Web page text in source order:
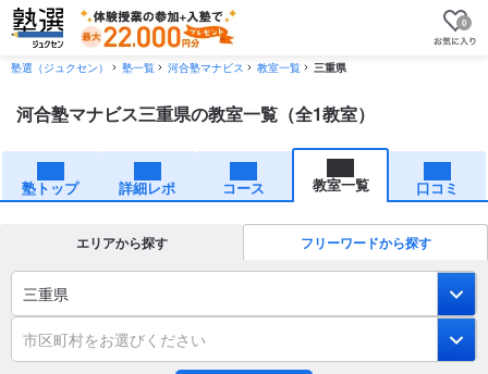
0
塾選（ジュクセン） 塾一覧 河合塾マナビス 教室一覧 三重県
河合塾マナビス三重県の教室一覧（全1教室）
塾トップ 詳細レポ コース 教室一覧 口コミ
エリアから探す フリーワードから探す
三重県
市区町村をお選びください